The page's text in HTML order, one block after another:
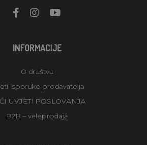
INFORMACIJE
O društvu
isporuke prodavatelja
UVJETI POSLOVANJA
B2B – veleprodaja